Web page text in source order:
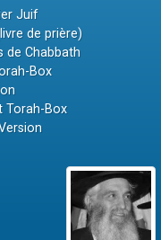
Juif
de prière)
de Chabbath
Box
Torah-Box